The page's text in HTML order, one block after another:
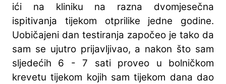
ići na kliniku na razna dvomjesečna
ispitivanja tijekom otprilike jedne godine.
Uobičajeni dan testiranja započeo je tako da
sam se ujutro prijavljivao, a nakon što sam
sljedećih 6 - 7 sati proveo u bolničkom
krevetu tijekom kojih sam tijekom dana dao